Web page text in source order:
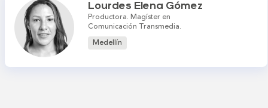
Lourdes Elena Gómez
Productora. Magíster en
Comunicación Transmedia.
Medellín